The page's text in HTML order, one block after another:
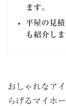
ます。
平屋の見
も紹介しま
おしゃれなア
らげるマイホ